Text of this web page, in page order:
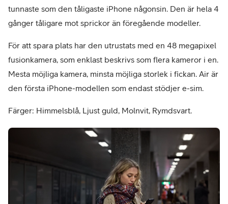
tunnaste som den tåligaste iPhone någonsin. Den är hela 4
gånger tåligare mot sprickor än föregående modeller.
För att spara plats har den utrustats med en 48 megapixel
fusionkamera, som enklast beskrivs som flera kameror i en.
Mesta möjliga kamera, minsta möjliga storlek i fickan. Air är
den första iPhone-modellen som endast stödjer e-sim.
Färger: Himmelsblå, Ljust guld, Molnvit, Rymdsvart.